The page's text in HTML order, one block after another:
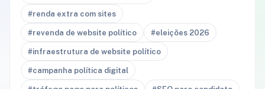
#renda extra com sites
#revenda de website político #eleições 2026
#infraestrutura de website político
#campanha política digital